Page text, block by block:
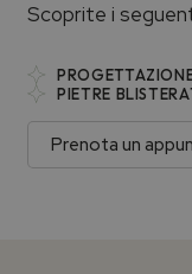
Scoprite i
PIETRE
Prenota un